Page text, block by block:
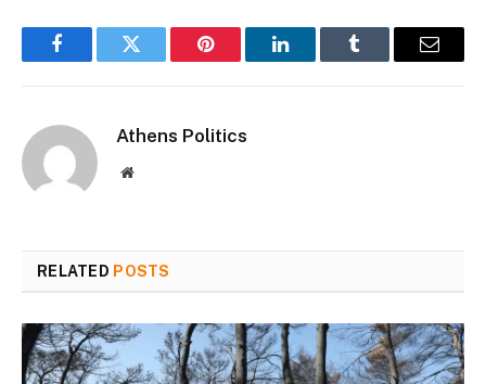
FacebookTwitter Pinterest LinkedInTumblr Email
Athens Politics
Website
RELATED POSTS